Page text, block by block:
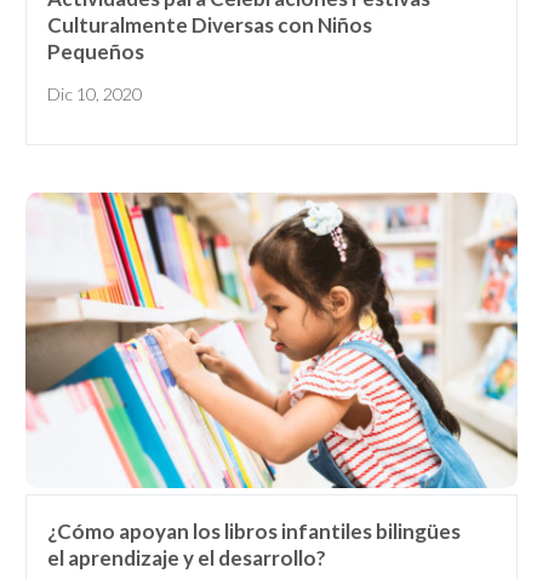
Culturalmente Diversas con Niños
Pequeños
Dic 10, 2020
¿Cómo apoyan los libros infantiles bilingües
el aprendizaje y el desarrollo?